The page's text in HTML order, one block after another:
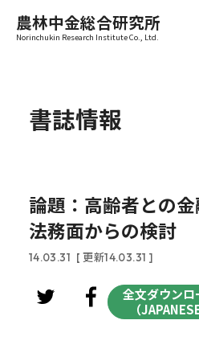
農林中金総合研究所
Norinchukin Research Institute Co., Ltd.
書誌情報
論題：高齢者との
法務面からの検討
14.03.31 [ 更新14.03.31 ]
全文ダウンロ
（JAPANESE